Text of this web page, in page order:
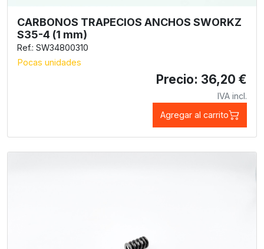
CARBONOS TRAPECIOS ANCHOS SWORKZ
S35-4 (1 mm)
Ref.: SW34800310
Pocas unidades
Precio: 36,20 €
IVA incl.
Agregar al carrito